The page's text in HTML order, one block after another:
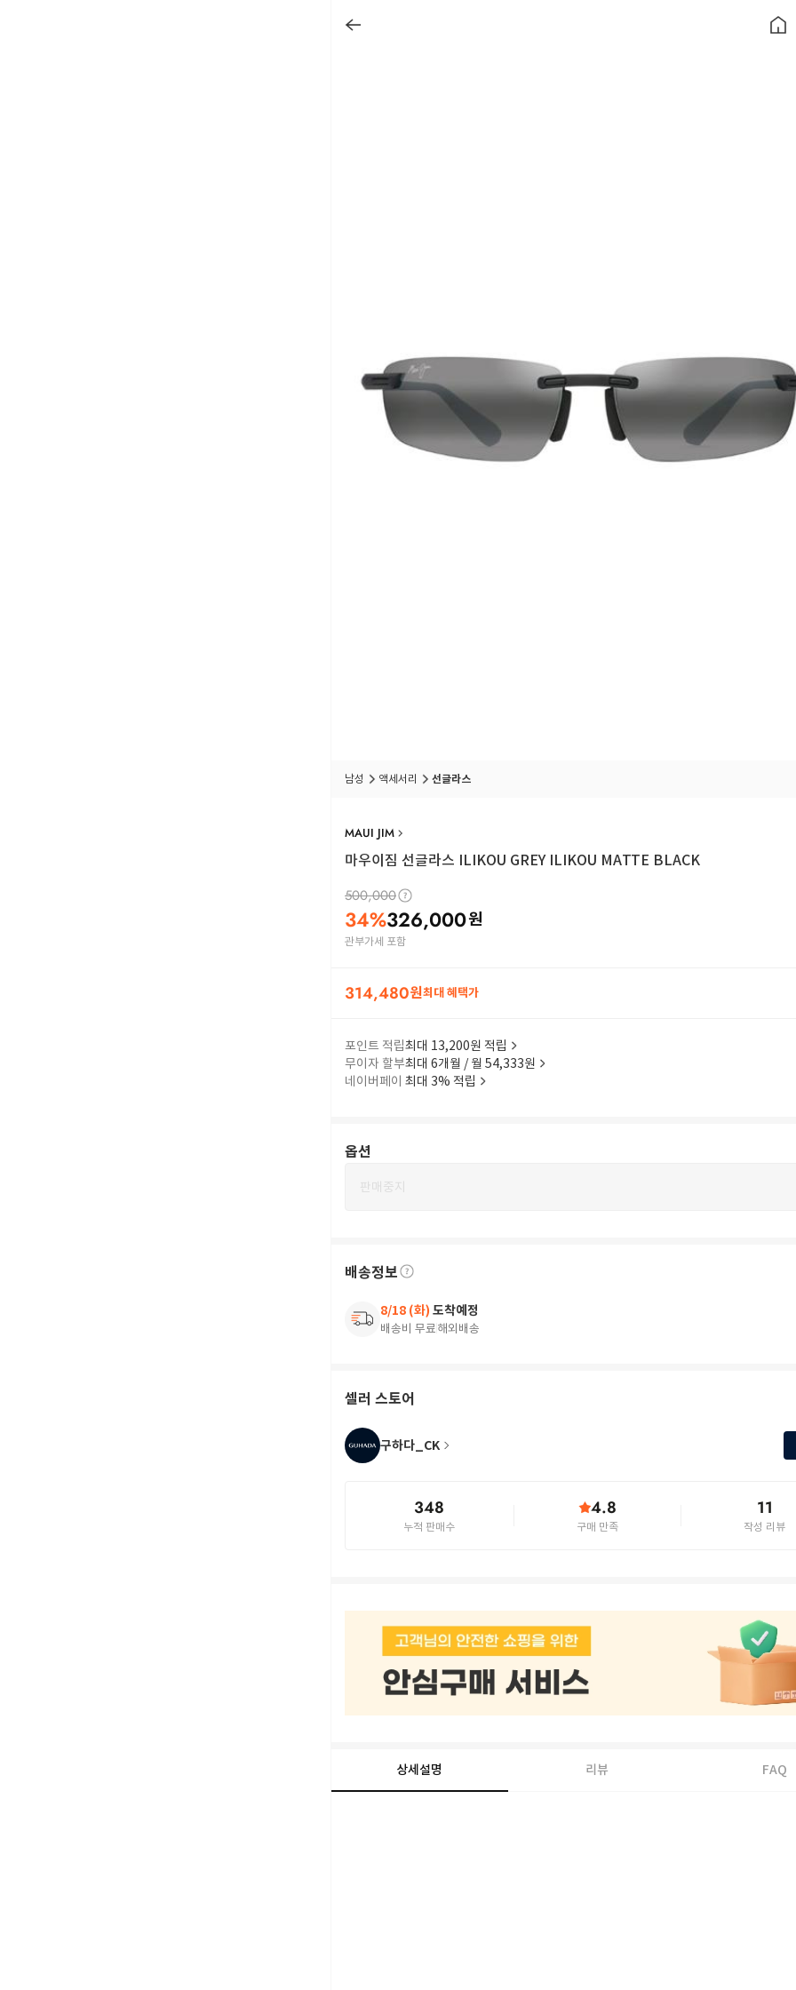
남성 액세서리 선글라스
MAUI JIM
마우이짐 선글라스 ILIKOU GREY ILIKOU MATTE BLACK
500,000
34%326,000원
관부가세 포함
314,480원최대 혜택가
포인트 적립최대 13,200원 적립
무이자 할부최대 6개월 / 월 54,333원
네이버페이 최대 3% 적립
옵션
판매중지
배송정보
8/18 (화) 도착예정
배송비 무료해외배송
셀러 스토어
구하다_CK
348
누적 판매수
4.8
구매 만족
11
작성 리뷰
상세설명 리뷰 FAQ